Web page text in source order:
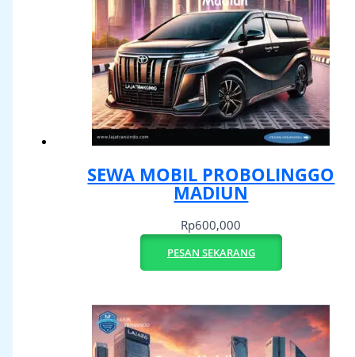
SEWA MOBIL PROBOLINGGO
MADIUN
Rp600,000
PESAN SEKARANG